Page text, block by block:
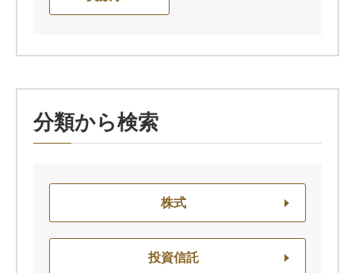
分類から検索
株式
投資信託